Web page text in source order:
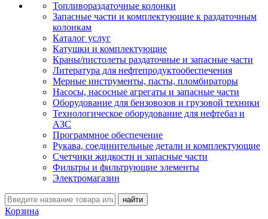
Топливораздаточные колонки
Запасные части и комплектующие к раздаточным
колонкам
Каталог услуг
Катушки и комплектующие
Краны/пистолеты раздаточные и запасные части
Литература для нефтепродуктообеспечения
Мерные инструменты, пасты, пломбираторы
Насосы, насосные агрегаты и запасные части
Оборудование для бензовозов и грузовой техники
Технологическое оборудование для нефтебаз и
АЗС
Программное обеспечение
Рукава, соединительные детали и комплектующие
Счетчики жидкости и запасные части
Фильтры и фильтрующие элементы
Электромагазин
Корзина